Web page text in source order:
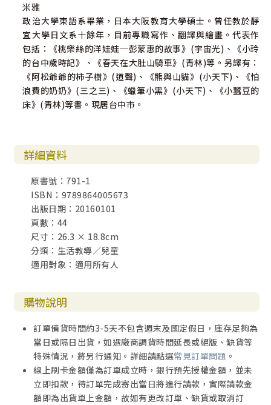
米雅
政治大學東語系畢業，日本大阪教育大學碩士。曾任教於靜
宜大學日文系十餘年，目前專職寫作、翻譯與繪畫。代表作
包括：《桃樂絲的洋娃娃─彭蒙惠的故事》(宇宙光)、《小玲
的台中歲時記》、《春天在大肚山騎車》(青林)等。另譯有：
《阿松爺爺的柿子樹》(道聲)、《熊與山貓》(小天下)、《怕
浪費的奶奶》(三之三)、《蠟筆小黑》(小天下)、《小蠶豆的
床》(青林)等書。現居台中市。
詳細資料
原書號：791-1
ISBN：9789864005673
出版日期：20160101
頁數：44
尺寸：26.3 × 18.8cm
分類：生活教導／兒童
適用對象：適用所有人
購物說明
訂單備貨時間約3-5天不包含週末及國定假日，庫存足夠為
當日或隔日出貨，如遇廠商調貨時間延長或絕版、缺貨等
特殊情況，將另行通知。詳細請點選常見訂單問題 。
線上刷卡金額僅為訂單成立時，銀行預先授權金額，並未
立即扣款，待訂單完成寄出當日將進行請款，實際請款金
額即為出貨單上金額，故如有更改訂單、缺貨或取消訂